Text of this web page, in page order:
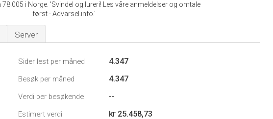
i Norge. 'Svindel og lureri! Les våre anmeldelser og omtale
først - Advarsel.info.'
Server
Sider lest per måned 4.347
Besøk per måned 4.347
Verdi per besøkende --
Estimert verdi kr 25.458,73